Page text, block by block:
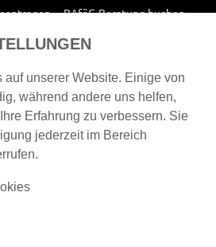
BAföG-Beratung buchen
auf unserer Website. Einige von
während andere uns helfen,
Erfahrung zu verbessern. Sie
jederzeit im Bereich
auswählen